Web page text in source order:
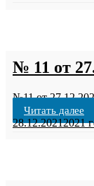
№ 11 от
№11 от
Читать далее
28.12.20212021